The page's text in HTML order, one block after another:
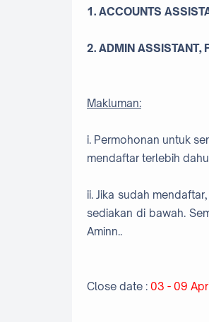
1. ACCOUNTS
2. ADMIN ASSISTANT,
Makluman:
i. Permohonan untuk
mendaftar terlebih
ii. Jika sudah
sediakan di bawah.
Aminn..
Close date : 03 - 09